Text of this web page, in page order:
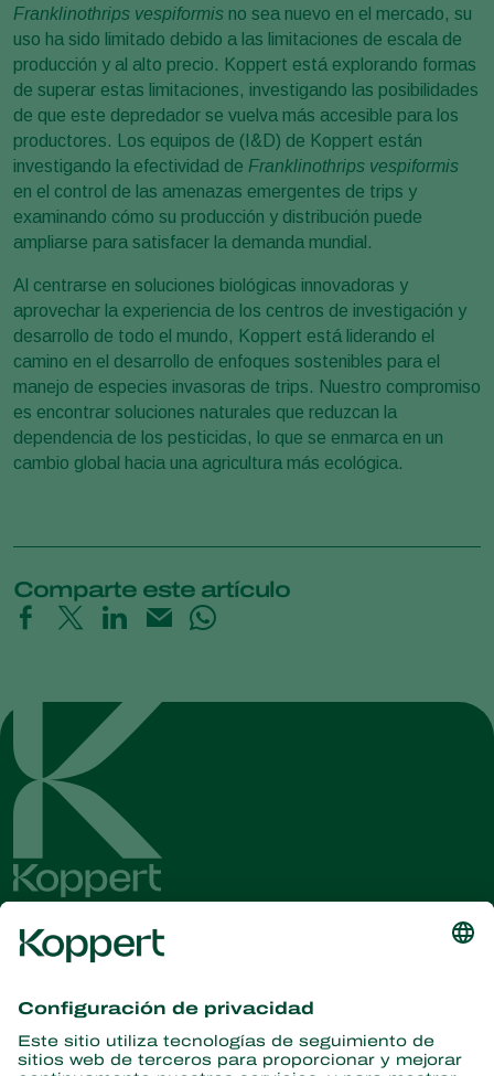
Franklinothrips vespiformis no sea nuevo en el mercado, su
uso ha sido limitado debido a las limitaciones de escala de
producción y al alto precio. Koppert está explorando formas
de superar estas limitaciones, investigando las posibilidades
de que este depredador se vuelva más accesible para los
productores. Los equipos de (I&D) de Koppert están
investigando la efectividad de Franklinothrips vespiformis
en el control de las amenazas emergentes de trips y
examinando cómo su producción y distribución puede
ampliarse para satisfacer la demanda mundial.
Al centrarse en soluciones biológicas innovadoras y
aprovechar la experiencia de los centros de investigación y
desarrollo de todo el mundo, Koppert está liderando el
camino en el desarrollo de enfoques sostenibles para el
manejo de especies invasoras de trips. Nuestro compromiso
es encontrar soluciones naturales que reduzcan la
dependencia de los pesticidas, lo que se enmarca en un
cambio global hacia una agricultura más ecológica.
Comparte este artículo
información
Suscríbase aquí